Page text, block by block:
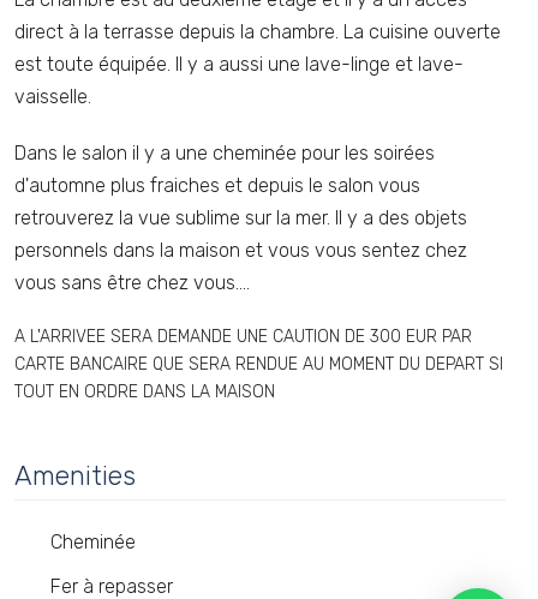
direct à la terrasse depuis la chambre. La cuisine ouverte
est toute équipée. Il y a aussi une lave-linge et lave-
vaisselle.
Dans le salon il y a une cheminée pour les soirées
d'automne plus fraiches et depuis le salon vous
retrouverez la vue sublime sur la mer. Il y a des objets
personnels dans la maison et vous vous sentez chez
vous sans être chez vous....
A L'ARRIVEE SERA DEMANDE UNE CAUTION DE 300 EUR PAR
CARTE BANCAIRE QUE SERA RENDUE AU MOMENT DU DEPART SI
TOUT EN ORDRE DANS LA MAISON
Amenities
Cheminée
Fer à repasser